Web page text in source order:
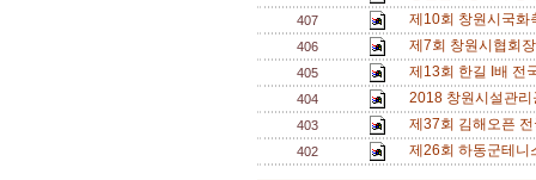
407 제10회 창원시국
406 제7회 창원시협회
405 제13회 한길 I배 전
404 2018 창원시설관
403 제37회 김해오픈
402 제26회 하동군테